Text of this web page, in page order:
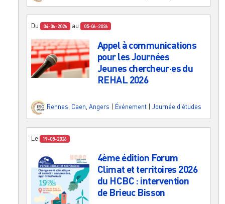
Du 04-06-2026 au 05-06-2026
Appel à communications
pour les Journées
Jeunes chercheur·es du
REHAL 2026
Rennes Caen Angers Événement Journée d'études
Le 19-05-2026
4ème édition Forum
Climat et territoires 2026
du HCBC : intervention
de Brieuc Bisson